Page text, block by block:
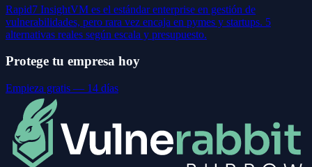
Rapid7 InsightVM es el estándar enterprise en gestión de
vulnerabilidades, pero rara vez encaja en pymes y startups. 5
alternativas reales según escala y presupuesto.
Protege tu empresa hoy
Empieza gratis — 14 días